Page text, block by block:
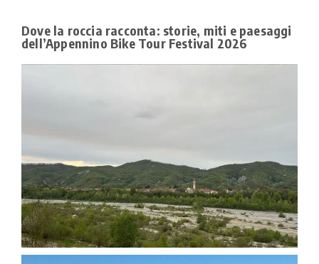
Dove la roccia racconta: storie, miti e paesaggi
dell’Appennino Bike Tour Festival 2026